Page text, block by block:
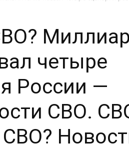
четыре
России —
СВО.
СВО?